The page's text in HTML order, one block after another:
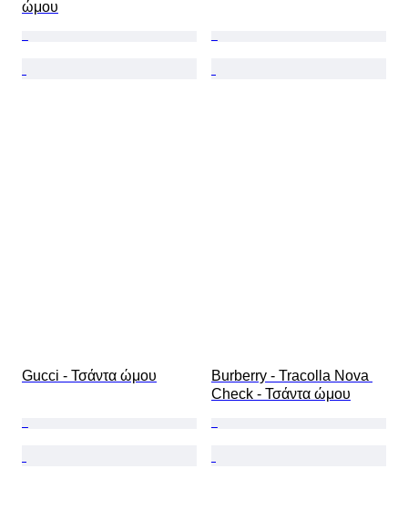
ώμου
Gucci - Τσάντα ώμου
Burberry - Tracolla Nova
Check - Τσάντα ώμου